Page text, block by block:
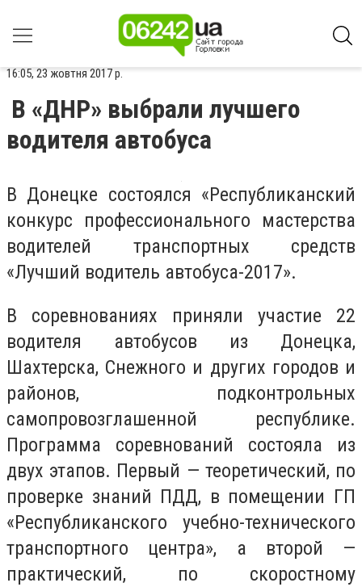
16:05, 23 жовтня 2017 р.
В «ДНР» выбрали лучшего
водителя автобуса
В Донецке состоялся «Республиканский
конкурс профессионального мастерства
водителей транспортных средств
«Лучший водитель автобуса-2017».
В соревнованиях приняли участие 22
водителя автобусов из Донецка,
Шахтерска, Снежного и других городов и
районов, подконтрольных
самопровозглашенной республике.
Программа соревнований состояла из
двух этапов. Первый — теоретический, по
проверке знаний ПДД, в помещении ГП
«Республиканского учебно-технического
транспортного центра», а второй —
практический, по скоростному